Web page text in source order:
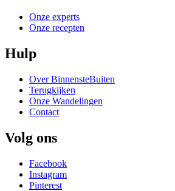
Onze experts
Onze recepten
Hulp
Over BinnensteBuiten
Terugkijken
Onze Wandelingen
Contact
Volg ons
Facebook
Instagram
Pinterest